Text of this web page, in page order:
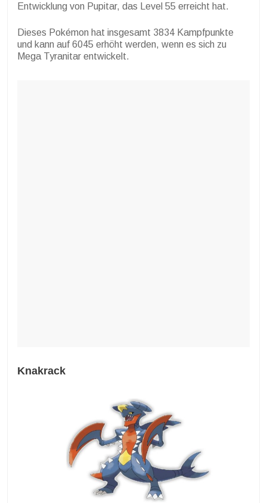
Entwicklung von Pupitar, das Level 55 erreicht hat.
Dieses Pokémon hat insgesamt 3834 Kampfpunkte
und kann auf 6045 erhöht werden, wenn es sich zu
Mega Tyranitar entwickelt.
Knakrack